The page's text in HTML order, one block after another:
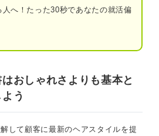
験者の場合
ブランクがある経験者の場合
変えよう！ 美容師の履歴書の志望動
文4選
結婚式場を志望する場合
人へ！たった30秒であなたの就活偏
おしゃれさよりも基本と
う
して顧客に最新のヘアスタイルを提
ゃれさよりも基本と差別化を意識し
履歴書作成の基本ポイント